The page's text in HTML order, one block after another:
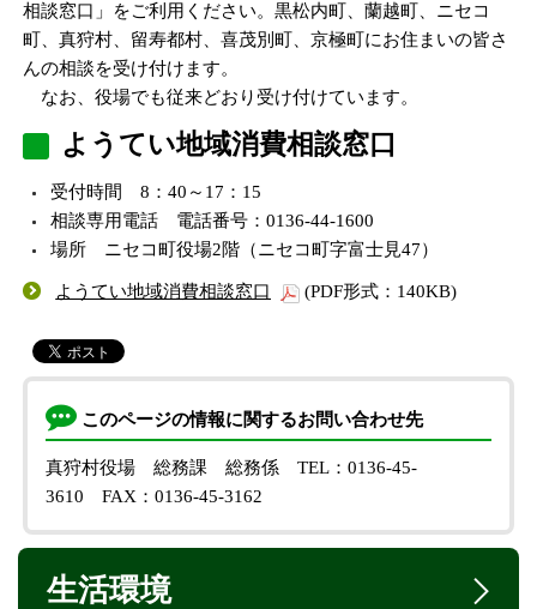
相談窓口」をご利用ください。黒松内町、蘭越町、ニセコ
町、真狩村、留寿都村、喜茂別町、京極町にお住まいの皆さ
んの相談を受け付けます。
なお、役場でも従来どおり受け付けています。
ようてい地域消費相談窓口
受付時間 8：40～17：15
相談専用電話 電話番号：0136-44-1600
場所 ニセコ町役場2階（ニセコ町字富士見47）
ようてい地域消費相談窓口 (PDF形式：140KB)
このページの情報に関するお問い合わせ先
真狩村役場 総務課 総務係
TEL：0136-45-
3610
FAX：0136-45-3162
生活環境